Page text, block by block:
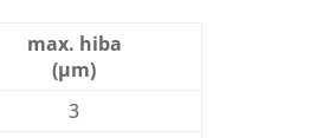
max. hiba
(μm)
3